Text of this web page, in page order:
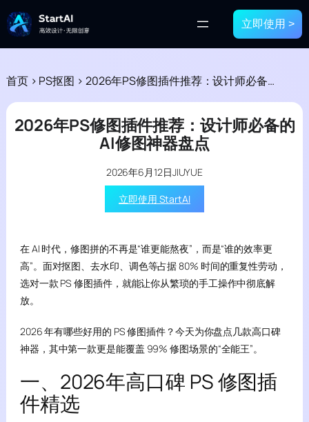
立即使用 >
首页 > PS抠图 > 2026年PS修图插件推荐：设计师必备的AI修图神器盘点
2026年PS修图插件推荐：设计师必备的
AI修图神器盘点
2026年6月12日JIUYUE
立即使用 StartAI
在 AI 时代，修图拼的不再是“谁更能熬夜”，而是“谁的效率更
高”。面对抠图、去水印、调色等占据 80% 时间的重复性劳动，
选对一款 PS 修图插件，就能让你从繁琐的手工操作中彻底解
放。
2026 年有哪些好用的 PS 修图插件？今天为你盘点几款高口碑
神器，其中第一款更是能覆盖 99% 修图场景的“全能王”。
一、2026年高口碑 PS 修图插
件精选